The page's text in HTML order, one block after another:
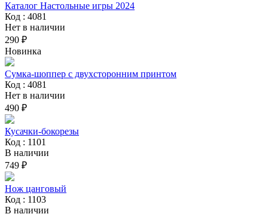
Каталог Настольные игры 2024
Код : 4081
Нет в наличии
290 ₽
Новинка
Сумка-шоппер с двухсторонним принтом
Код : 4081
Нет в наличии
490 ₽
Кусачки-бокорезы
Код : 1101
В наличии
749 ₽
Нож цанговый
Код : 1103
В наличии